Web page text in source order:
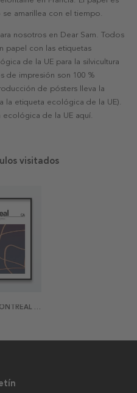
amarillea con el tiempo.
nosotros en Dear Sam. Todos
papel con las etiquetas
de la UE para la silvicultura
de impresión son 100 %
de pósters lleva la
la etiqueta ecológica de la UE).
ecológica de la UE aquí.
visitados
POSTER MONTREAL ABSTRACT